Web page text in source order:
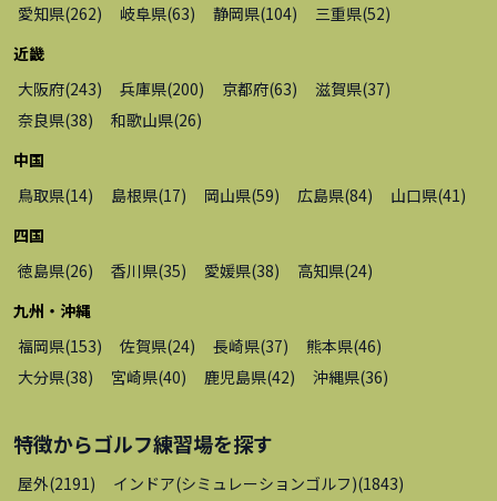
愛知県(262) 岐阜県(63) 静岡県(104) 三重県(52)
近畿
大阪府(243) 兵庫県(200) 京都府(63) 滋賀県(37)
奈良県(38) 和歌山県(26)
中国
鳥取県(14) 島根県(17) 岡山県(59) 広島県(84) 山口県(41 )
四国
徳島県(26) 香川県(35) 愛媛県(38) 高知県(24)
九州・沖縄
福岡県(153) 佐賀県(24) 長崎県(37) 熊本県(46)
大分県(38) 宮崎県(40) 鹿児島県(42) 沖縄県(36)
特徴からゴルフ練習場を探す
屋外(2191 ) インドア(シミュレーションゴルフ)(1843)